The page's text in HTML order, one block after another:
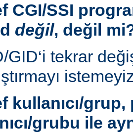
CGI/SSI
değil, değil
GID‘i tekrar
kullanıcı/grup,
grubu ile